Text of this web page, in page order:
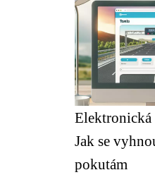
Elektronická
Jak se
pokutám